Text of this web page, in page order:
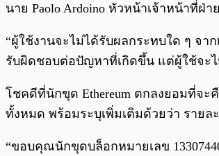
นาย Paolo Ardoino หัวหน้าเจ้าหน้าที่ฝ่
“ผู้ใช้งานจะไม่ได้รับผลกระทบใด ๆ จ
รับผิดชอบต่อปัญหาที่เกิดขึ้น แต่ผู้ใช้จะไ
โชคดีที่นักขุด Ethereum ตกลงยอมที่จะ
ทั้งหมด พร้อมระบุเพิ่มเติมด้วยว่า รายล
“ขอบคุณนักขุดบล็อกหมายเลข